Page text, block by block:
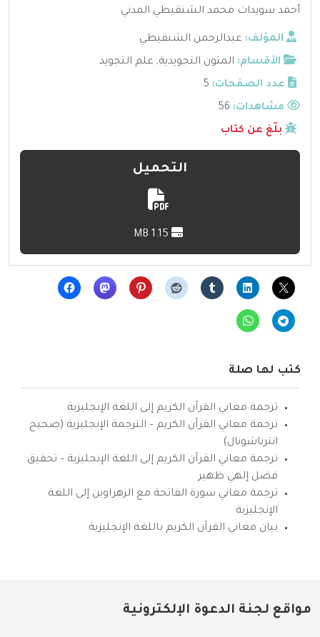
أحمد سويدات محمد الشنقيطي المدني
المؤلف: عبدالرحمن الشنقيطي
الأقسام: المتون التجويدية, علم التجويد
عدد الصفحات: 5
مشاهدات:
بلّغ عن كتاب
التحميل
كتب لها صلة
ترجمة معاني القرآن الكريم إلى اللغة الإنجليزية
ترجمة معاني القرآن الكريم – الترجمة الإنجليزية (صحيح
انترناشونال)
ترجمة معاني القرآن الكريم إلى اللغة الإنجليزية – تحقيق
فضل إلهي ظهير
ترجمة معاني سورة الفاتحة مع الزهراوين إلى اللغة
الإنجليزية
بيان معاني القرآن الكريم باللغة الإنجليزية
مواقع لجنة الدعوة الإلكترونية